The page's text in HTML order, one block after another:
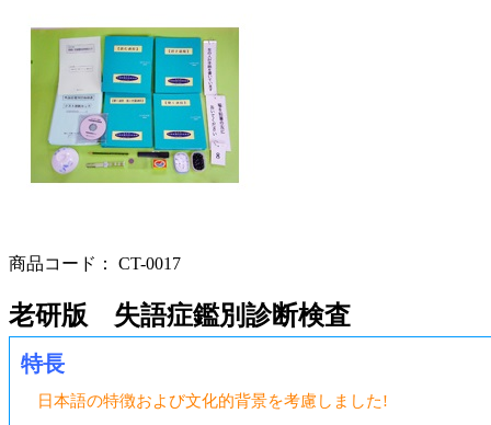
商品コード： CT-0017
老研版 失語症鑑別診断検査
特長
日本語の特徴および文化的背景を考慮しました!